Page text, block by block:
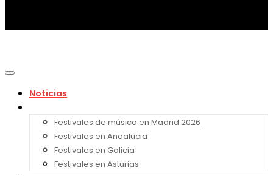
Noticias
Festivales de música en Madrid 2026
Festivales en Andalucia
Festivales en Galicia
Festivales en Asturias